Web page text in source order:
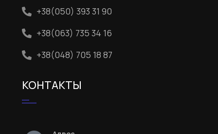
+38(050) 393 31 90
+38(063) 735 34 16
+38(048) 705 18 87
КОНТАКТЫ